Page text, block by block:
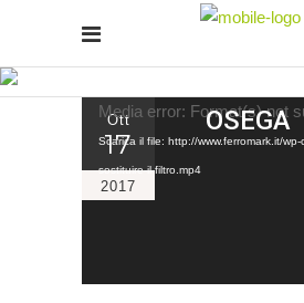
OSEGA
Video
Player
Media error: Format(s) not
Scarica il file: http://www.ferromark.it/
sostituire-il-filtro.mp4
Ott
17
2017